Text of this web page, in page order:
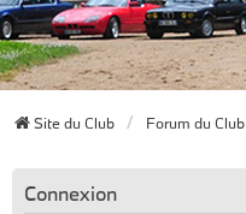
Site du Club Forum du Club
Connexion